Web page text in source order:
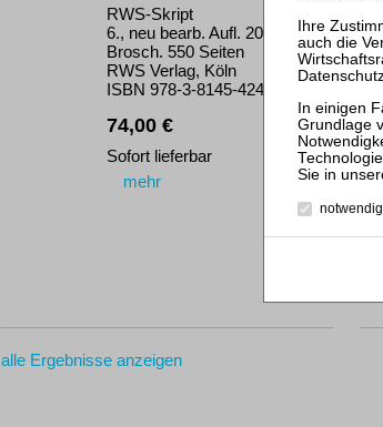
RWS-Skript
6., neu bearb. Aufl. 2015
Brosch. 550 Seiten
RWS Verlag, Köln
ISBN 978-3-8145-4249-2
74,00 €
Sofort lieferbar
mehr
alle Ergebnisse anzeigen
notwendig